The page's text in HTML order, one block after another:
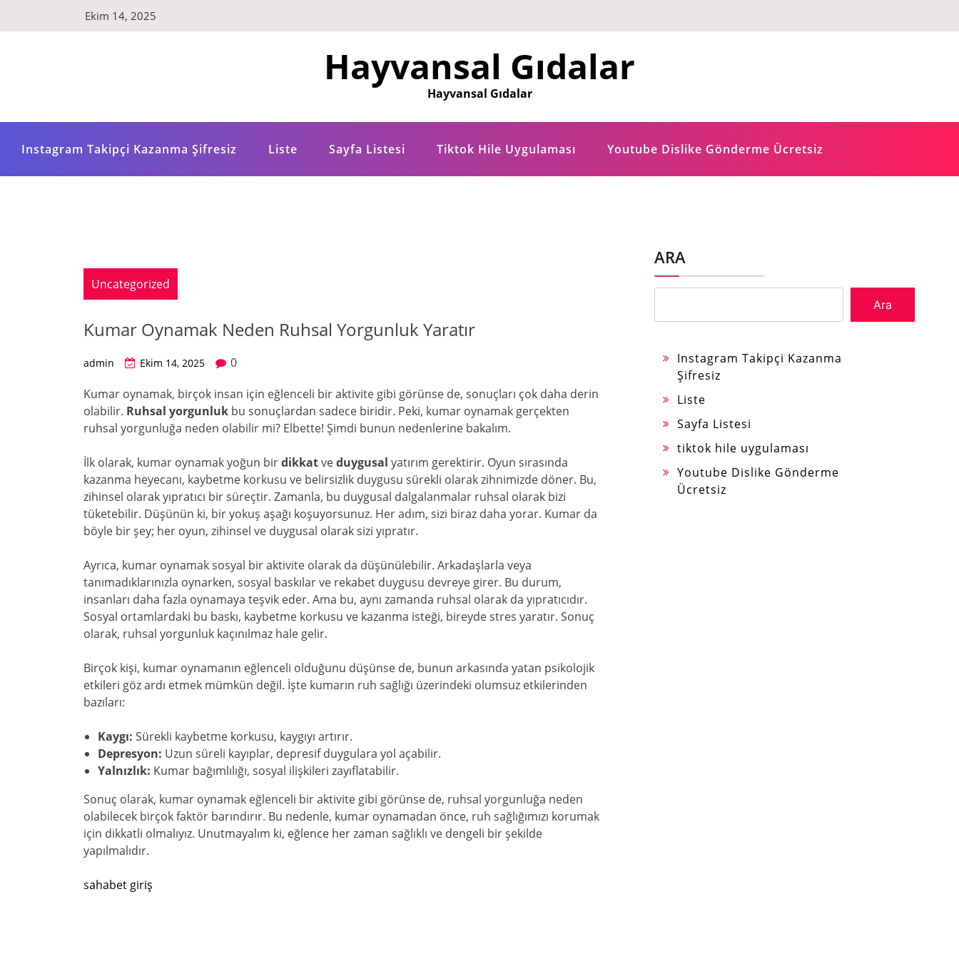
Ekim 14, 2025
Hayvansal Gıdalar
Hayvansal Gıdalar
Instagram Takipçi Kazanma Şifresiz Liste Sayfa Listesi Tiktok Hile Uygulaması Youtube Dislike Gönderme Ücretsiz
Uncategorized
Kumar Oynamak Neden Ruhsal Yorgunluk Yaratır
admin Ekim 14, 2025
0
Kumar oynamak, birçok insan için eğlenceli bir aktivite gibi görünse de, sonuçları çok daha derin
olabilir. Ruhsal yorgunluk bu sonuçlardan sadece biridir. Peki, kumar oynamak gerçekten
ruhsal yorgunluğa neden olabilir mi? Elbette! Şimdi bunun nedenlerine bakalım.
İlk olarak, kumar oynamak yoğun birdikkatveduygusal yatırım gerektirir. Oyun sırasında
kazanma heyecanı, kaybetme korkusu ve belirsizlik duygusu sürekli olarak zihnimizde döner. Bu,
zihinsel olarak yıpratıcı bir süreçtir. Zamanla, bu duygusal dalgalanmalar ruhsal olarak bizi
tüketebilir. Düşünün ki, bir yokuş aşağı koşuyorsunuz. Her adım, sizi biraz daha yorar. Kumar da
böyle bir şey; her oyun, zihinsel ve duygusal olarak sizi yıpratır.
Ayrıca, kumar oynamak sosyal bir aktivite olarak da düşünülebilir. Arkadaşlarla veya
tanımadıklarınızla oynarken, sosyal baskılar ve rekabet duygusu devreye girer. Bu durum,
insanları daha fazla oynamaya teşvik eder. Ama bu, aynı zamanda ruhsal olarak da yıpratıcıdır.
Sosyal ortamlardaki bu baskı, kaybetme korkusu ve kazanma isteği, bireyde stres yaratır. Sonuç
olarak, ruhsal yorgunluk kaçınılmaz hale gelir.
Birçok kişi, kumar oynamanın eğlenceli olduğunu düşünse de, bunun arkasında yatan psikolojik
etkileri göz ardı etmek mümkün değil. İşte kumarın ruh sağlığı üzerindeki olumsuz etkilerinden
bazıları:
Kaygı: Sürekli kaybetme korkusu, kaygıyı artırır.
Depresyon: Uzun süreli kayıplar, depresif duygulara yol açabilir.
Yalnızlık: Kumar bağımlılığı, sosyal ilişkileri zayıflatabilir.
Sonuç olarak, kumar oynamak eğlenceli bir aktivite gibi görünse de, ruhsal yorgunluğa neden
olabilecek birçok faktör barındırır. Bu nedenle, kumar oynamadan önce, ruh sağlığımızı korumak
için dikkatli olmalıyız. Unutmayalım ki, eğlence her zaman sağlıklı ve dengeli bir şekilde
yapılmalıdır.
sahabet giriş
ARA
Ara
Instagram Takipçi Kazanma
Şifresiz
Liste
Sayfa Listesi
tiktok hile uygulaması
Youtube Dislike Gönderme
Ücretsiz